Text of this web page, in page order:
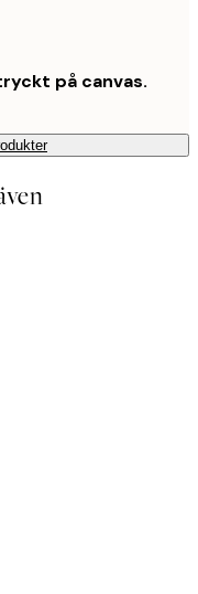
på canvas.